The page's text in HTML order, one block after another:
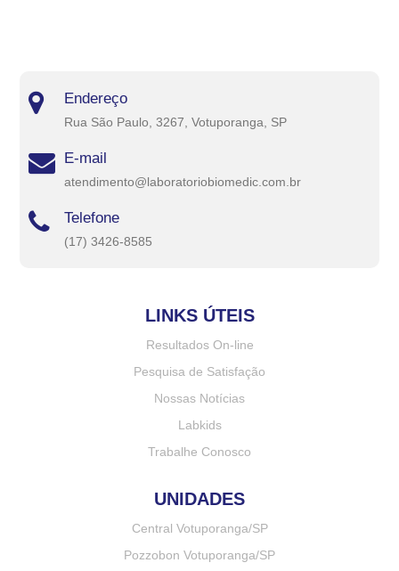
Endereço
Rua São Paulo, 3267, Votuporanga, SP
E-mail
atendimento@laboratoriobiomedic.com.br
Telefone
(17) 3426-8585
LINKS ÚTEIS
Resultados On-line
Pesquisa de Satisfação
Nossas Notícias
Labkids
Trabalhe Conosco
UNIDADES
Central Votuporanga/SP
Pozzobon Votuporanga/SP